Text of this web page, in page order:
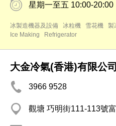
星期一至五 10:00-20:00
冰製造機器及設備 冰粒機 雪花機 製
Ice Making
Refrigerator
大金冷氣(香港)有限公司
3966 9528
觀塘 巧明街111-113號